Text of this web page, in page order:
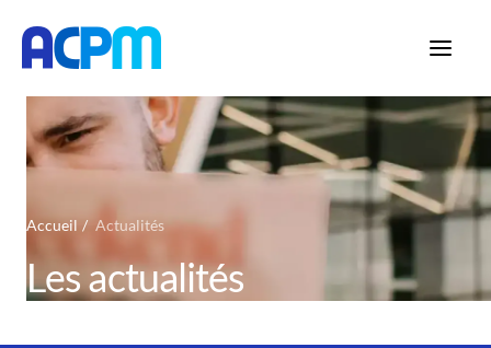
Accueil Actualités
Les actualités